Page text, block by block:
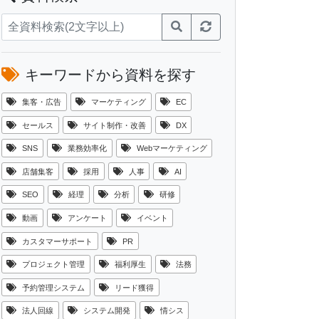
キーワードから資料を探す
集客・広告 マーケティング EC
セールス サイト制作・改善 DX
SNS 業務効率化 Webマーケティング
店舗集客 採用 人事 AI
SEO 経理 分析 研修
動画 アンケート イベント
カスタマーサポート PR
プロジェクト管理 福利厚生 法務
予約管理システム リード獲得
法人回線 システム開発 情シス